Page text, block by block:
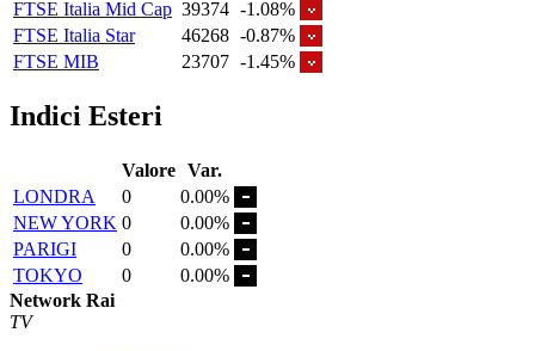
FTSE Italia Mid Cap 39374 -1.08%
FTSE Italia Star
46268 -0.87%
FTSE MIB
23707 -1.45%
Indici Esteri
Valore Var.
LONDRA
0
0.00%
NEW YORK 0
0.00%
PARIGI
0
0.00%
TOKYO
0
0.00%
Network Rai
TV